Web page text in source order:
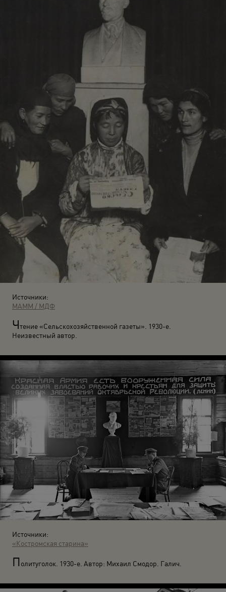
Источники:
МАММ / МДФ
Чтение «Сельскохозяйственной газеты». 1930-е.
Неизвестный автор.
Источники:
«Костромская старина»
Политуголок. 1930-е. Автор: Михаил Смодор. Галич.